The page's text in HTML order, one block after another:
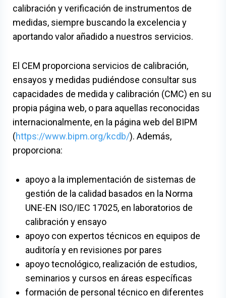
calibración y verificación de instrumentos de
medidas, siempre buscando la excelencia y
aportando valor añadido a nuestros servicios.
El CEM proporciona servicios de calibración,
ensayos y medidas pudiéndose consultar sus
capacidades de medida y calibración (CMC) en su
propia página web, o para aquellas reconocidas
internacionalmente, en la página web del BIPM
(https://www.bipm.org/kcdb/). Además,
proporciona:
apoyo a la implementación de sistemas de
gestión de la calidad basados en la Norma
UNE-EN ISO/IEC 17025, en laboratorios de
calibración y ensayo
apoyo con expertos técnicos en equipos de
auditoría y en revisiones por pares
apoyo tecnológico, realización de estudios,
seminarios y cursos en áreas específicas
formación de personal técnico en diferentes